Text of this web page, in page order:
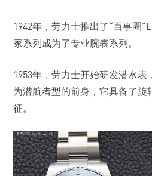
1942年，劳力士推出了“百事圈
家系列成为了专业腕表系列。
1953年，劳力士开始研发潜水表
为潜航者型的前身，它具备了旋
征。